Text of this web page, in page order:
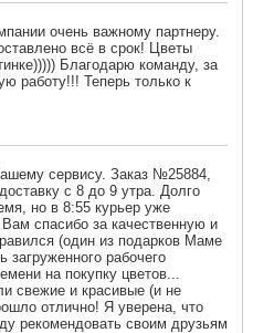
очень важному партнеру.
всё в срок! Цветы
Благодарю команду, за
работу!!! Теперь только к
сервису. Заказ №25884,
с 8 до 9 утра. Долго
но в 8:55 курьер уже
спасибо за качественную и
(один из подарков Маме
рабочего
на покупку цветов...
свежие и красивые (и не
отлично! Я уверена, что
рекомендовать своим друзьям